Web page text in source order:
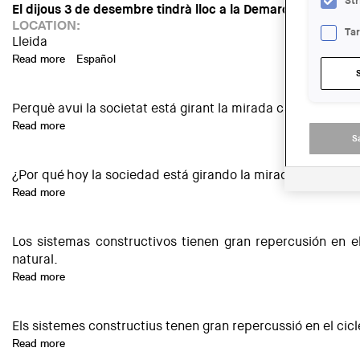
El dijous 3 de desembre tindrà lloc a la Demarcació de
LOCATION:
Lleida
Read more about Conferència "Infraestuctura i escena",
Español
Perquè avui la societat está girant la mirada cap a la
Read more about Sessió Sert: construcció sostenible, saludable,
¿Por qué hoy la sociedad está girando la mirada hacia la
Read more
Los sistemas constructivos tienen gran repercusión
natural.
Read more
Els sistemes constructius tenen gran repercussió en el
Read more